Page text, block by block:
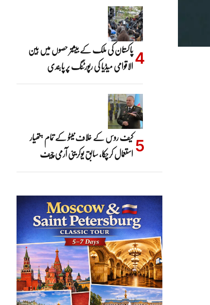
پاکستان کی ملک کے بیشتر حصوں میں بین
الاقوامی میڈیا کی رپورٹنگ پر پابندی
کیف روس کے خلاف نیٹو کے تمام ہتھیار
استعمال کرچکا، سابق یوکرینی آرمی چیف